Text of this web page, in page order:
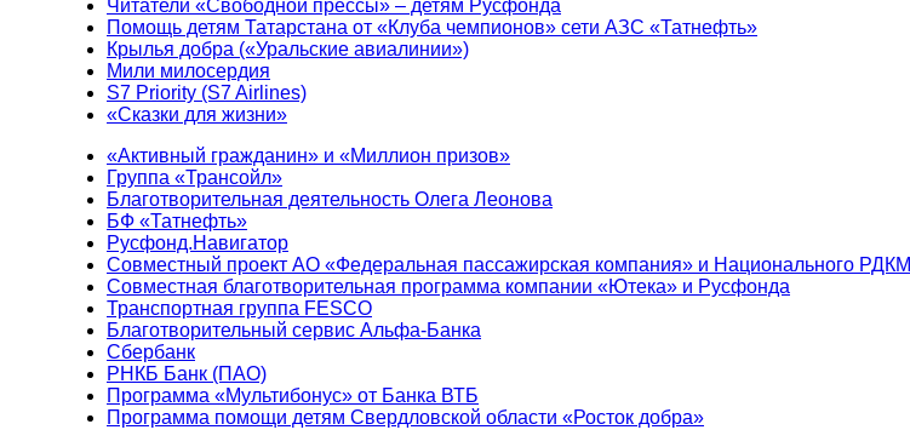
Читатели «Свободной прессы» – детям Русфонда
Помощь детям Татарстана от «Клуба чемпионов» сети АЗС «Татнефть»
Крылья добра («Уральские авиалинии»)
Мили милосердия
S7 Priority (S7 Airlines)
«Сказки для жизни»
«Активный гражданин» и «Миллион призов»
Группа «Трансойл»
Благотворительная деятельность Олега Леонова
БФ «Татнефть»
Русфонд.Навигатор
Совместный проект АО «Федеральная пассажирская компания» и Национального РДКМ
Совместная благотворительная программа компании «Ютека» и Русфонда
Транспортная группа FESCO
Благотворительный сервис Альфа-Банка
Сбербанк
РНКБ Банк (ПАО)
Программа «Мультибонус» от Банка ВТБ
Программа помощи детям Свердловской области «Росток добра»